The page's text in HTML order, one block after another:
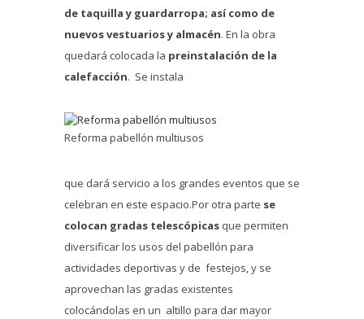
de taquilla y guardarropa; así como de
nuevos vestuarios y almacén. En la obra
quedará colocada la preinstalación de la
calefacción. Se instala
Reforma pabellón multiusos
que dará servicio a los grandes eventos que se
celebran en este espacio.Por otra parte se
colocan gradas telescópicas que permiten
diversificar los usos del pabellón para
actividades deportivas y de festejos, y se
aprovechan las gradas existentes
colocándolas en un altillo para dar mayor